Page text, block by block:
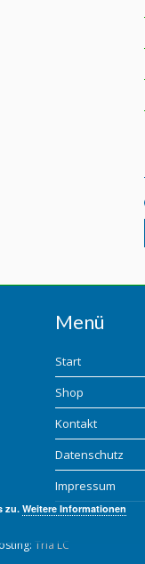
Menü
Start
Shop
Kontakt
Datenschutz
Impressum
Tria LC
zu.Weitere Informationen